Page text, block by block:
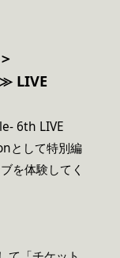
LIVE
6th LIVE
として特別編
を体験してく